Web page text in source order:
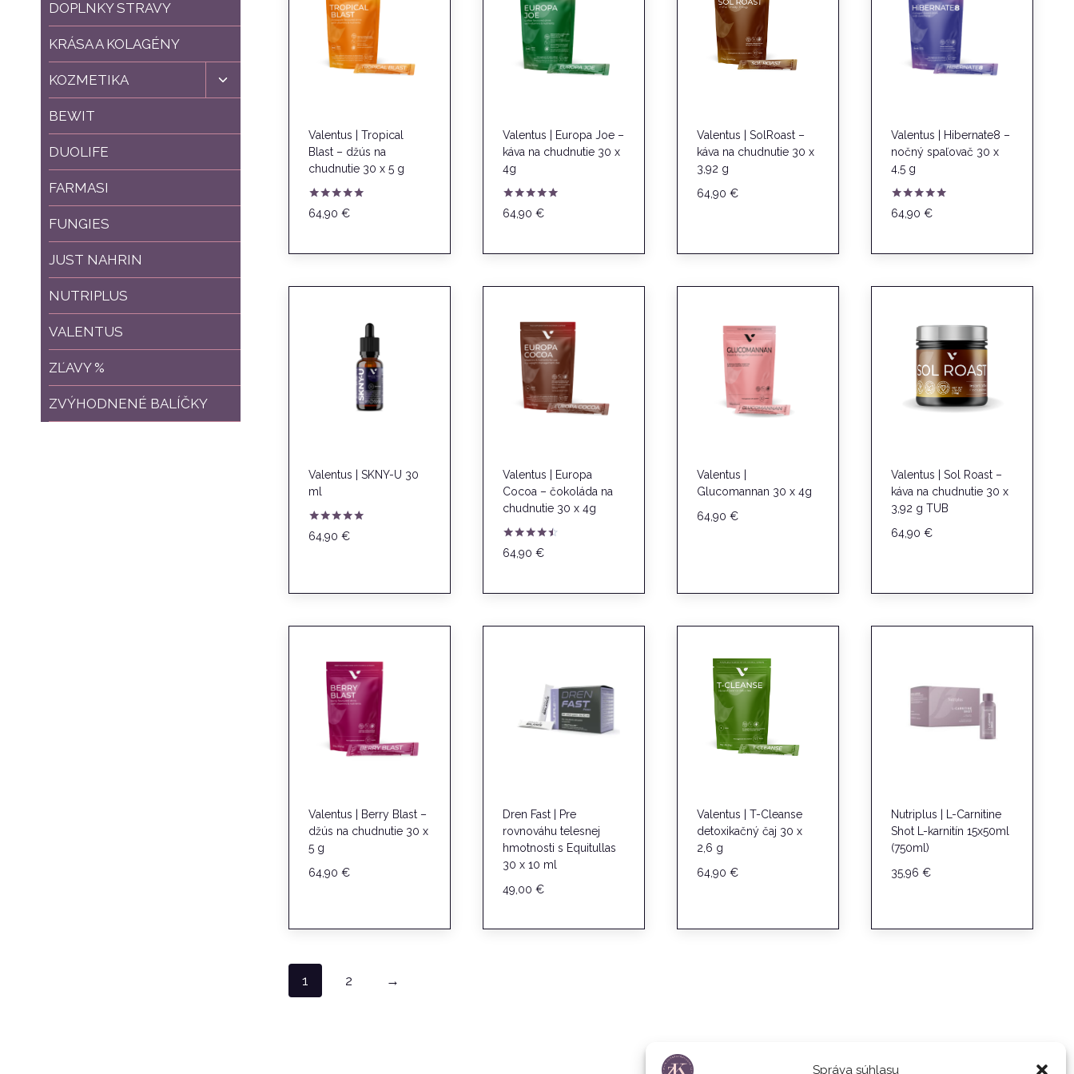
Správa súhlasu
Valentus | Tropical
Blast – džús na
chudnutie 30 x 5 g
Hodnotenie
4.86
64,90 €
Valentus | Europa Joe –
káva na chudnutie 30 x
4g
Hodnotenie
5.00
64,90€
Valentus | SolRoast –
káva na chudnutie 30 x
3,92 g
64,90€
Valentus | Hibernate8 –
nočný spaľovač 30 x
4,5 g
Hodnotenie
4.83
64,90€
Valentus | SKNY-U 30
ml
Hodnotenie
5.00
64,90 €
Valentus | Europa
Cocoa – čokoláda na
chudnutie 30 x 4g
Hodnotenie
4.33
64,90€
Valentus |
Glucomannan 30 x 4g
64,90€
Valentus | Sol Roast –
káva na chudnutie 30 x
3,92 g TUB
64,90€
Valentus | Berry Blast –
džús na chudnutie 30 x
5 g
64,90 €
Dren Fast | Pre
rovnováhu telesnej
hmotnosti s Equitullas
30 x 10 ml
49,00€
Valentus | T-Cleanse
detoxikačný čaj 30 x
2,6 g
64,90€
Nutriplus | L-Carnitine
Shot L-karnitín 15x50ml
(750ml)
35,96€
1 2 →
DOPLNKY STRAVY
KRÁSA A KOLAGÉNY
KOZMETIKA
Toggle
child
BEWIT
DUOLIFE
FARMASI
FUNGIES
JUST NAHRIN
NUTRIPLUS
VALENTUS
ZĽAVY %
ZVÝHODNENÉ BALÍČKY